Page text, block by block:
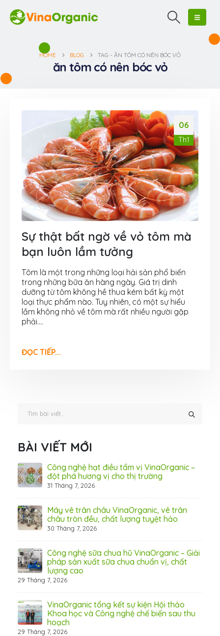
HOME BLOG TAG - ĂN TÔM CÓ NÊN BÓC VỎ
ăn tôm có nên bóc vỏ
06
Th1
Sự thật bất ngờ về vỏ tôm mà
bạn luôn lầm tưởng
Tôm là một trong những loại hải sản phổ biến
trong những bữa ăn hàng ngày. Giá trị dinh
dưỡng từ tôm không hề thua kém bất kỳ một
loại thực phẩm nào. Tuy nhiên, có một sự hiểu
lầm không nhỏ về tôm mà rất nhiều người gặp
phải....
ĐỌC TIẾP...
BÀI VIẾT MỚI
Công nghệ hạt điều tẩm vị VinaOrganic –
đột phá hương vị cho thị trường
31 Tháng 7, 2026
Máy vê trân châu VinaOrganic, vê trân
châu tròn đều, chất lượng tuyệt hảo
30 Tháng 7, 2026
Công nghệ sữa chua hũ VinaOrganic – Giải
pháp sản xuất sữa chua chuẩn vị, chất
lượng cao
29 Tháng 7, 2026
VinaOrganic tổng kết sự kiện Hội thảo
Khoa học và Công nghệ chế biến sau thu
hoạch
29 Tháng 7, 2026